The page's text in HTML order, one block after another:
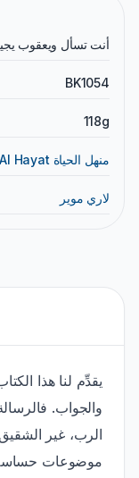
أنت تسأل ويعقوب
BK1054
118g
Dar Manhal Al Hayat منهل الحياة
لاري موير
يقدِّم لنا هذا
والجواب.
الرب، غير
موضوعات